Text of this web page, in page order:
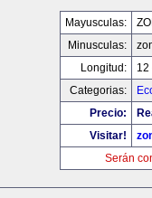
Mayusculas:
Minusculas:
Longitud:
12
Categorias:
Precio:
Visitar!
Serán